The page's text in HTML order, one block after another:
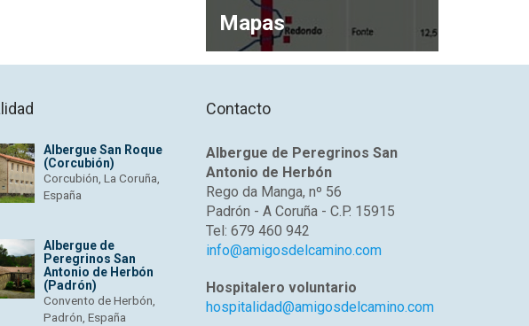
Mapas
Albergue San Roque
(Corcubión)
Corcubión, La Coruña,
España
Albergue de
Peregrinos San
Antonio de Herbón
(Padrón)
Convento de Herbón,
Padrón, España
Contacto
Albergue de Peregrinos San
Antonio de Herbón
Rego da Manga, nº 56
Padrón - A Coruña - C.P. 15915
Tel: 679 460 942
info@amigosdelcamino.com
Hospitalero voluntario
hospitalidad@amigosdelcamino.com